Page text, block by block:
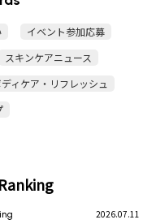
イベント参加応募
スキンケアニュース
ィケア・リフレッシュ
2026.07.11